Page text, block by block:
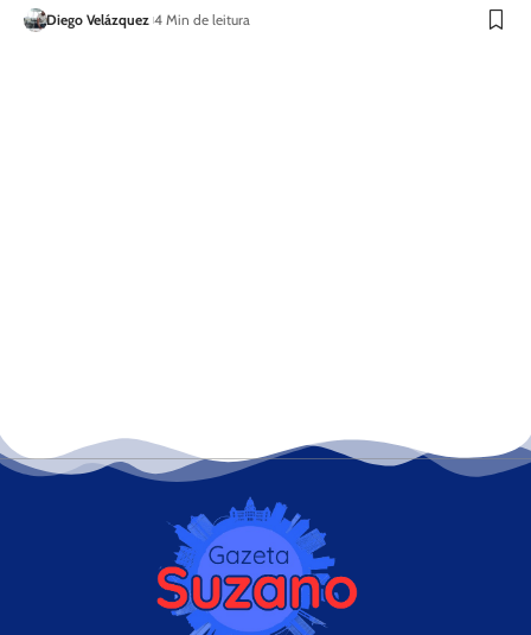
Diego Velázquez 4 Min de leitura